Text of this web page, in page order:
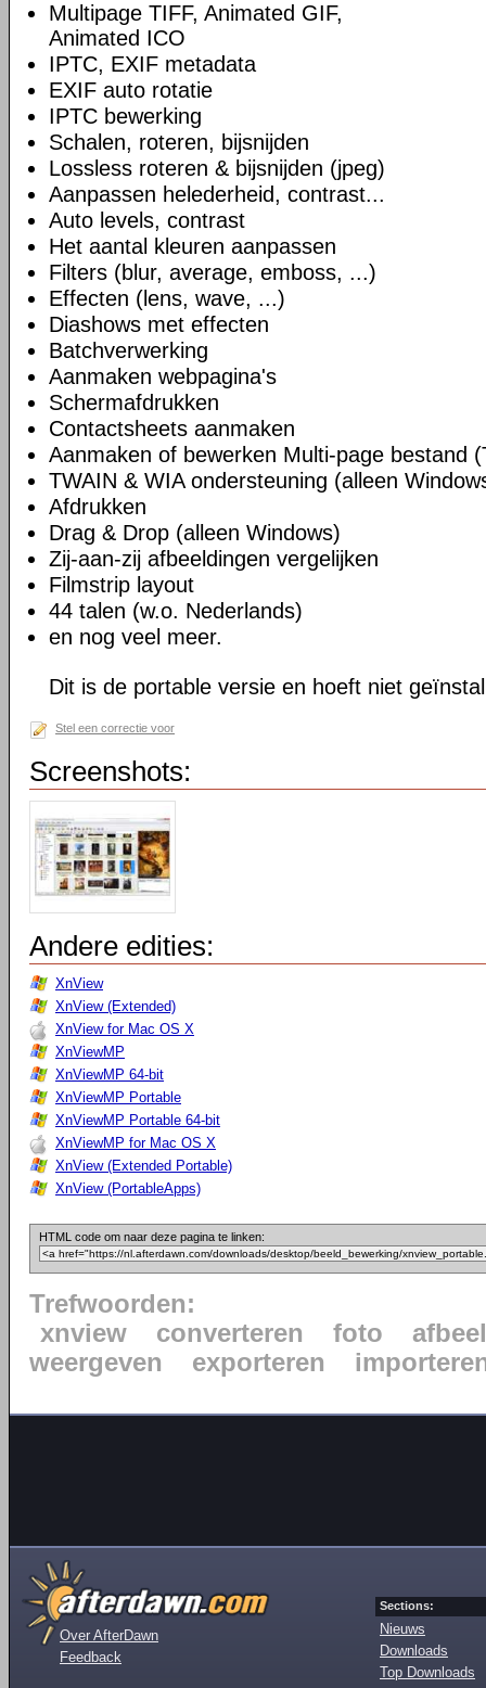
Multipage TIFF, Animated GIF,
Animated ICO
IPTC, EXIF metadata
EXIF auto rotatie
IPTC bewerking
Schalen, roteren, bijsnijden
Lossless roteren & bijsnijden (jpeg)
Aanpassen helederheid, contrast...
Auto levels, contrast
Het aantal kleuren aanpassen
Filters (blur, average, emboss, ...)
Effecten (lens, wave, ...)
Diashows met effecten
Batchverwerking
Aanmaken webpagina's
Schermafdrukken
Contactsheets aanmaken
Aanmaken of bewerken Multi-page bestand
TWAIN & WIA ondersteuning (alleen
Afdrukken
Drag & Drop (alleen Windows)
Zij-aan-zij afbeeldingen vergelijken
Filmstrip layout
44 talen (w.o. Nederlands)
en nog veel meer.
Dit is de portable versie en hoeft niet
Stel een correctie voor
Screenshots:
Andere edities:
XnView
XnView (Extended)
XnView for Mac OS X
XnViewMP
XnViewMP 64-bit
XnViewMP Portable
XnViewMP Portable 64-bit
XnViewMP for Mac OS X
XnView (Extended Portable)
XnView (PortableApps)
HTML code om naar deze pagina te linken:
Trefwoorden:
xnview
converteren foto
weergeven
exporteren
Over AfterDawn
Feedback
Sections:
Nieuws
Downloads
Top Downloads